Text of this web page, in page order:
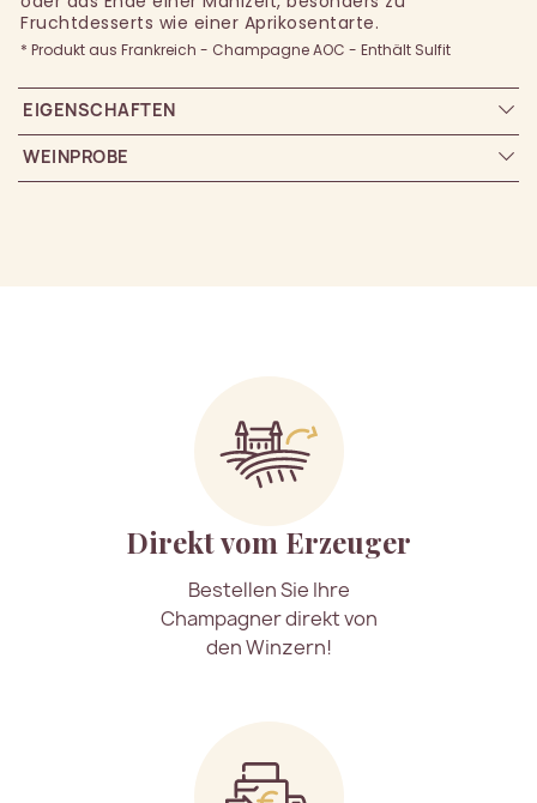
Fruchtdesserts wie einer Aprikosentarte.
* Produkt aus Frankreich - Champagne AOC - Enthält Sulfit
EIGENSCHAFTEN
WEINPROBE
Direkt vom Erzeuger
Bestellen Sie Ihre
Champagner direkt von
den Winzern!